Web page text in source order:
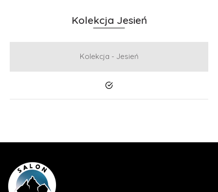
Kolekcja Jesień
Kolekcja - Jesień
Tak